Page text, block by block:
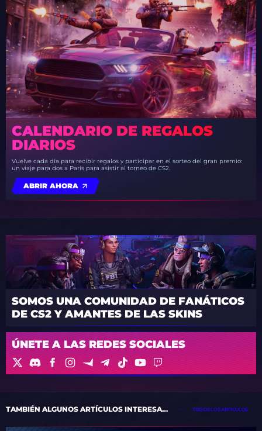
CALENDARIO DE REGALOS
DIARIOS
Vuelve cada día para recibir regalos y participar en el sorteo del gran premio:
un viaje para dos a París para asistir al torneo de CS2.
ABRIR AHORA
SOMOS UNA COMUNIDAD DE FANÁTICOS
DE CS2 Y AMANTES DE LAS SKINS
ÚNETE A LAS REDES SOCIALES
TAMBIÉN ALGUNOS ARTÍCULOS INTERESANTES TODOS LOS ARTÍCULOS